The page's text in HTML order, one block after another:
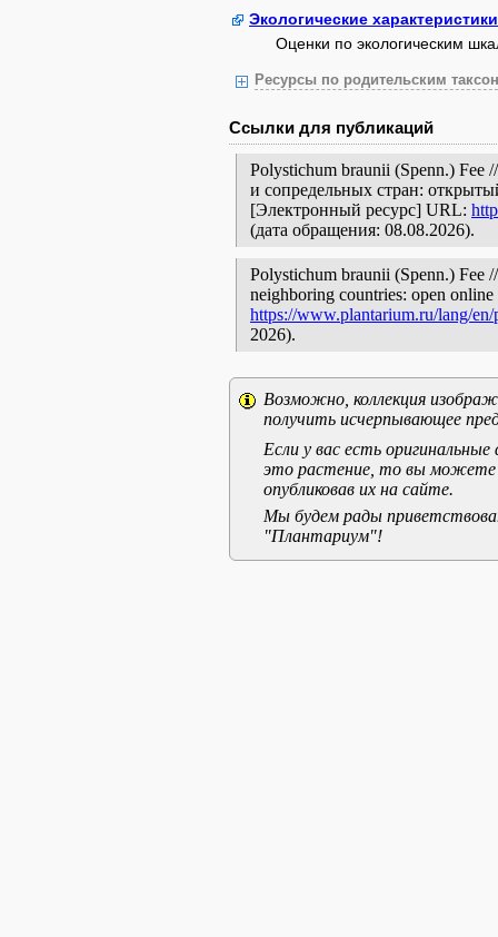
Экологические характеристики
Оценки по экологическим
Ресурсы по родительским
Ссылки для публикаций
Polystichum braunii (Spenn.)
и сопредельных стран:
[Электронный ресурс] URL:
(дата обращения: 08.08.2026).
Polystichum braunii (Spenn.) Fee
neighboring countries: open
https://www.plantarium.ru/lang/
2026).
Возможно, коллекция
получить исчерпывающее
Если у вас есть
это растение, то вы можете
опубликовав их на сайте.
Мы будем рады
"Плантариум"!